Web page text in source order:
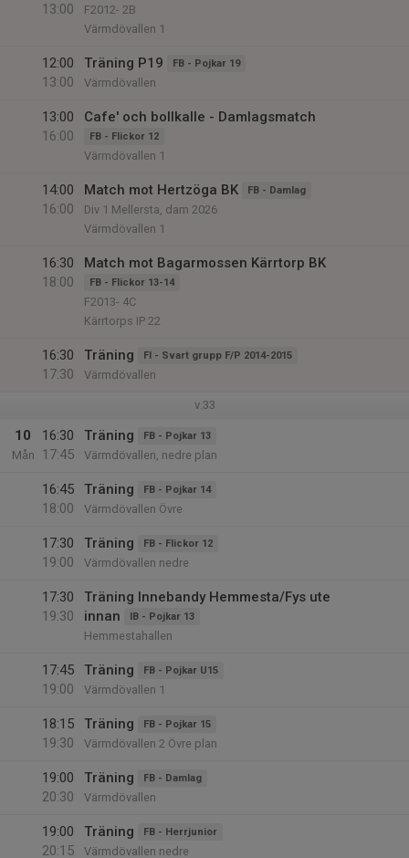
13:00
F2012- 2B
Värmdövallen 1
12:00
13:00
Träning P19 FB - Pojkar 19
Värmdövallen
13:00
16:00
Cafe' och bollkalle - Damlagsmatch
FB - Flickor 12
Värmdövallen 1
14:00
16:00
Match mot Hertzöga BK FB - Damlag
Div 1 Mellersta, dam 2026
Värmdövallen 1
16:30
18:00
Match mot Bagarmossen Kärrtorp BK
FB - Flickor 13-14
F2013- 4C
Kärrtorps IP 22
16:30
17:30
Träning FI - Svart grupp F/P 2014-2015
Värmdövallen
v.33
10
Mån
16:30
17:45
Träning FB - Pojkar 13
Värmdövallen, nedre plan
16:45
18:00
Träning FB - Pojkar 14
Värmdövallen Övre
17:30
19:00
Träning FB - Flickor 12
Värmdövallen nedre
17:30
19:30
Träning Innebandy Hemmesta/Fys ute
innan
IB - Pojkar 13
Hemmestahallen
17:45
19:00
Träning FB - Pojkar U15
Värmdövallen 1
18:15
19:30
Träning FB - Pojkar 15
Värmdövallen 2 Övre plan
19:00
20:30
Träning FB - Damlag
Värmdövallen
19:00
20:15
Träning FB - Herrjunior
Värmdövallen nedre